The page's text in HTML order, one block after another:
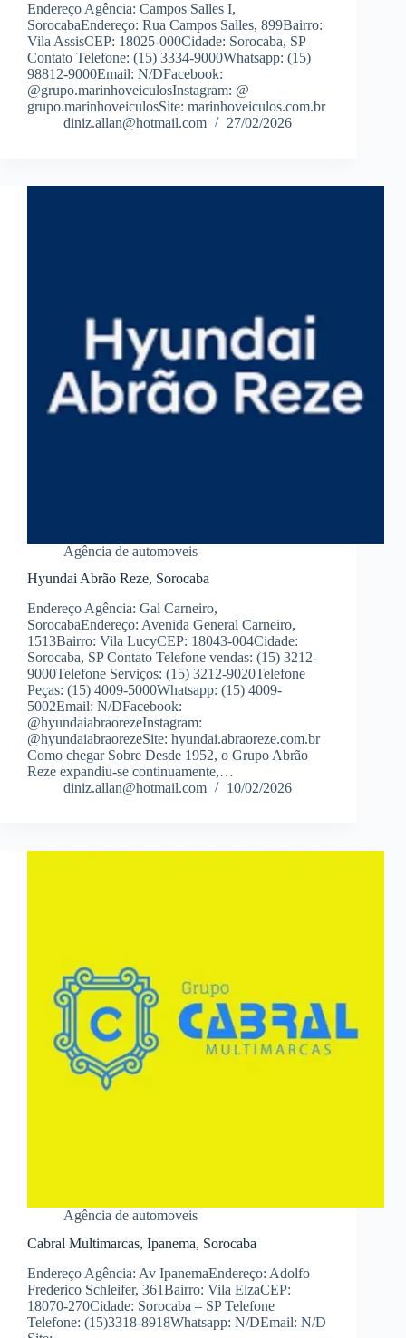
Endereço Agência: Campos Salles I,
SorocabaEndereço: Rua Campos Salles, 899Bairro:
Vila AssisCEP: 18025-000Cidade: Sorocaba, SP
Contato Telefone: (15) 3334-9000Whatsapp: (15)
98812-9000Email: N/DFacebook:
@grupo.marinhoveiculosInstagram: @
grupo.marinhoveiculosSite: marinhoveiculos.com.br
diniz.allan@hotmail.com
27/02/2026
Agência de automoveis
Hyundai Abrão Reze, Sorocaba
Endereço Agência: Gal Carneiro,
SorocabaEndereço: Avenida General Carneiro,
1513Bairro: Vila LucyCEP: 18043-004Cidade:
Sorocaba, SP Contato Telefone vendas: (15) 3212-
9000Telefone Serviços: (15) 3212-9020Telefone
Peças: (15) 4009-5000Whatsapp: (15) 4009-
5002Email: N/DFacebook:
@hyundaiabraorezeInstagram:
@hyundaiabraorezeSite: hyundai.abraoreze.com.br
Como chegar Sobre Desde 1952, o Grupo Abrão
Reze expandiu-se continuamente,…
diniz.allan@hotmail.com
10/02/2026
Agência de automoveis
Cabral Multimarcas, Ipanema, Sorocaba
Endereço Agência: Av IpanemaEndereço: Adolfo
Frederico Schleifer, 361Bairro: Vila ElzaCEP:
18070-270Cidade: Sorocaba – SP Telefone
Telefone: (15)3318-8918Whatsapp: N/DEmail: N/D